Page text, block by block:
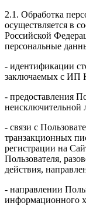
2.1. Обработка
осуществляется в
Российской
персональные
- идентификации
заключаемых с ИП
- предоставления
неисключительной
- связи с
транзакционных
регистрации на
Пользователя,
действия,
- направлении
информационного